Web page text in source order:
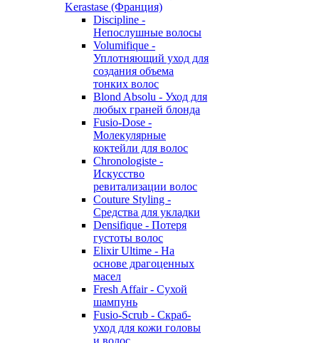
Kerastase (Франция)
Discipline -
Непослушные волосы
Volumifique -
Уплотняющий уход для
создания объема
тонких волос
Blond Absolu - Уход для
любых граней блонда
Fusio-Dose -
Молекулярные
коктейли для волос
Chronologiste -
Искусство
ревитализации волос
Couture Styling -
Средства для укладки
Densifique - Потеря
густоты волос
Elixir Ultime - На
основе драгоценных
масел
Fresh Affair - Сухой
шампунь
Fusio-Scrub - Скраб-
уход для кожи головы
и волос